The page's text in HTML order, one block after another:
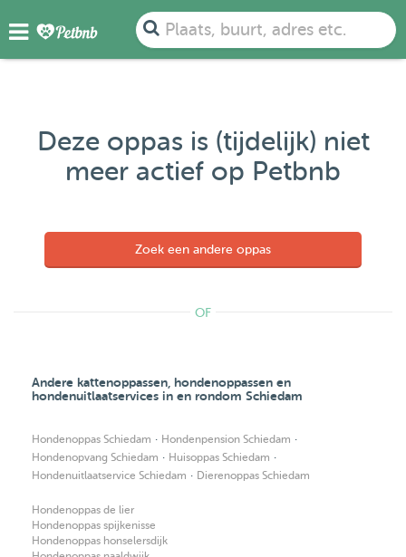
Plaats, buurt, adres etc.
Deze oppas is (tijdelijk) niet
meer actief op Petbnb
Zoek een andere oppas
OF
Andere kattenoppassen, hondenoppassen en
hondenuitlaatservices in en rondom Schiedam
Hondenoppas Schiedam · Hondenpension Schiedam ·
Hondenopvang Schiedam · Huisoppas Schiedam ·
Hondenuitlaatservice Schiedam · Dierenoppas Schiedam
Hondenoppas de lier
Hondenoppas spijkenisse
Hondenoppas honselersdijk